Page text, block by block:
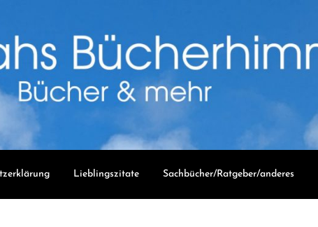
Lieblingszitate Sachbücher/Ratgeber/anderes